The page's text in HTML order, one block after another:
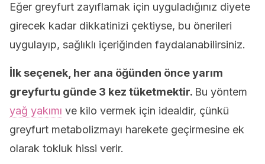
Eğer greyfurt zayıflamak için uyguladığınız diyete
girecek kadar dikkatinizi çektiyse, bu önerileri
uygulayıp, sağlıklı içeriğinden faydalanabilirsiniz.
İlk seçenek, her ana öğünden önce yarım
greyfurtu günde 3 kez tüketmektir. Bu yöntem
yağ yakımı ve kilo vermek için idealdir, çünkü
greyfurt metabolizmayı harekete geçirmesine ek
olarak tokluk hissi verir.